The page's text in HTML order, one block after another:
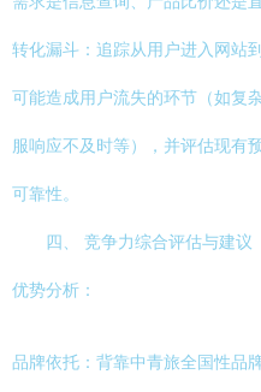
转化漏斗：追踪从用户进入网站
可能造成用户流失的环节（如复
服响应不及时等），并评估现有
可靠性。
四、 竞争力综合评估与建议
优势分析：
品牌依托：背靠中青旅全国性品